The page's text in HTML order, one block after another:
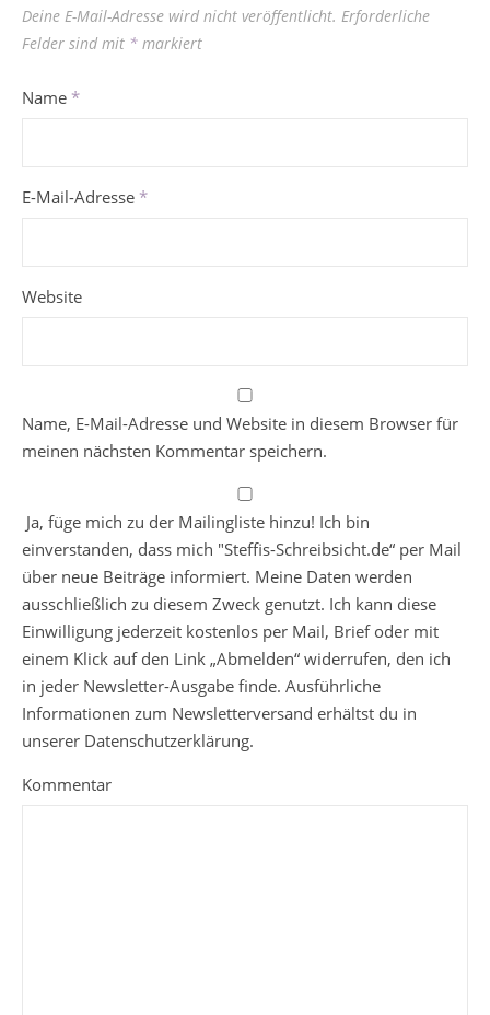
Deine E-Mail-Adresse wird nicht veröffentlicht. Erforderliche
Felder sind mit * markiert
Name *
E-Mail-Adresse *
Website
Name, E-Mail-Adresse und Website in diesem Browser für
meinen nächsten Kommentar speichern.
Ja, füge mich zu der Mailingliste hinzu! Ich bin
einverstanden, dass mich "Steffis-Schreibsicht.de“ per Mail
über neue Beiträge informiert. Meine Daten werden
ausschließlich zu diesem Zweck genutzt. Ich kann diese
Einwilligung jederzeit kostenlos per Mail, Brief oder mit
einem Klick auf den Link „Abmelden“ widerrufen, den ich
in jeder Newsletter-Ausgabe finde. Ausführliche
Informationen zum Newsletterversand erhältst du in
unserer Datenschutzerklärung.
Kommentar